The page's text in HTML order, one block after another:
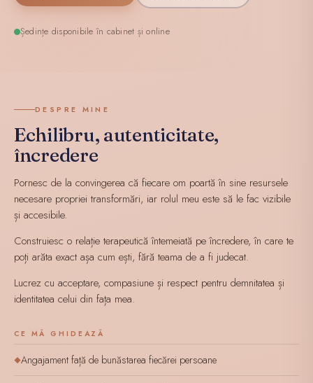
Ședințe disponibile în cabinet și online
DESPRE MINE
Echilibru, autenticitate,
încredere
Pornesc de la convingerea că fiecare om poartă în sine resursele
necesare propriei transformări, iar rolul meu este să le fac vizibile
și accesibile.
Construiesc o relație terapeutică întemeiată pe încredere, în care te
poți arăta exact așa cum ești, fără teama de a fi judecat.
Lucrez cu acceptare, compasiune și respect pentru demnitatea și
identitatea celui din fața mea.
CE MĂ GHIDEAZĂ
◆Angajament față de bunăstarea fiecărei persoane